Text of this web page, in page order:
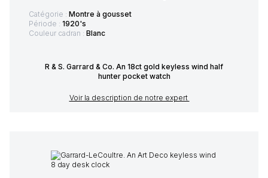
Catégorie : Montre à gousset
Période : 1920's
Couleur cadran : Blanc
R & S. Garrard & Co. An 18ct gold keyless wind half
hunter pocket watch
Voir la description de notre expert